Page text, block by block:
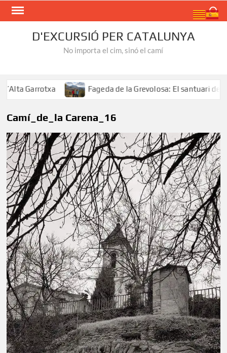
Skip
D'EXCURSIÓ PER CATALUNYA
No importa el cim, sinó el camí
Garrotxa Fageda de la Grevolosa: El santuari dels
Camí_de_la Carena_16